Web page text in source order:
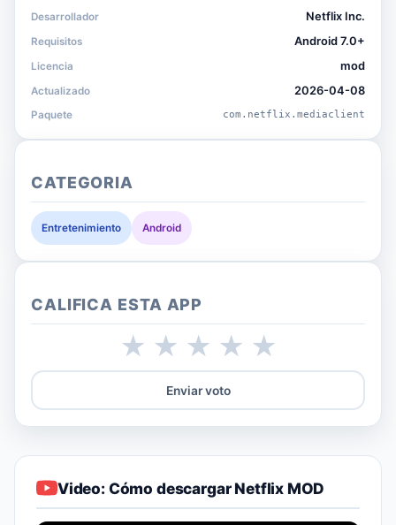
Video: Cómo descargar Netflix MOD
Desarrollador Netflix Inc.
Requisitos Android 7.0+
Licencia mod
Actualizado 2026-04-08
Paquete com.netflix.mediaclient
CATEGORIA
Entretenimiento Android
CALIFICA ESTA APP
★
★
★
★
★
Enviar voto